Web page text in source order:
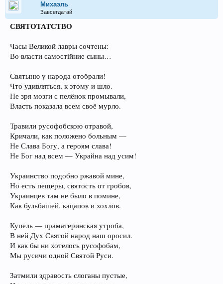
Михаэль
Завсегдатай
СВЯТОТАТСТВО
Часы Великой лавры сочтены:
Во власти самостійние сыны…
Святыню у народа отобрали!
Что удивляться, к этому и шло.
Не зря мозги с пелёнок промывали,
Власть показала всем своё мурло.
Травили русофобскою отравой,
Кричали, как положено больным —
Не Слава Богу, а героям слава!
Не Бог над всем — Укра‌йна над усим!
Укра‌инство подобно ржавой мине,
Но есть пещеры, святость от гробов,
Укра‌инцев там не было в помине,
Как бульбашей, кацапов и хохлов.
Купель — праматеринская утроба,
В ней Дух Святой народ наш оросил.
И как бы ни хотелось русофобам,
Мы русичи одной Святой Руси.
Затмили здравость слоганы пустые,